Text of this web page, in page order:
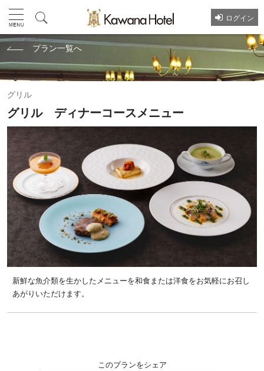
ログイン
プラン一覧へ
グリル
グリル ディナーコースメニュー
新鮮な魚介類を生かしたメニューを和食または洋食をお気軽にお召し
あがりいただけます。
このプランをシェア